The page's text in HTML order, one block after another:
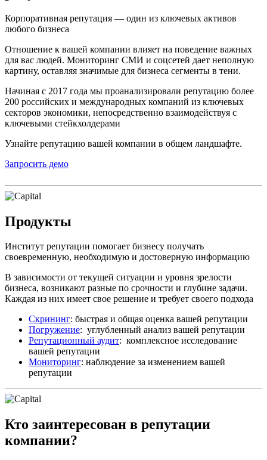
Корпоративная репутация — один из ключевых активов
любого бизнеса
Отношение к вашей компании влияет на поведение важных
для вас людей. Мониторинг СМИ и соцсетей дает неполную
картину, оставляя значимые для бизнеса сегменты в тени.
Начиная с 2017 года мы проанализировали репутацию более
200 российских и международных компаний из ключевых
секторов экономики, непосредственно взаимодействуя с
ключевыми стейкхолдерами
Узнайте репутацию вашей компании в общем ландшафте.
Запросить демо
Продукты
Институт репутации помогает бизнесу получать
своевременную, необходимую и достоверную информацию
В зависимости от текущей ситуации и уровня зрелости
бизнеса, возникают разные по срочности и глубине задачи.
Каждая из них имеет свое решение и требует своего подхода
Скрининг: быстрая и общая оценка вашей репутации
Погружение: углубленный анализ вашей репутации
Репутационный аудит: комплексное исследование
вашей репутации
Мониторинг: наблюдение за изменением вашей
репутации
Кто заинтересован в репутации
компании?